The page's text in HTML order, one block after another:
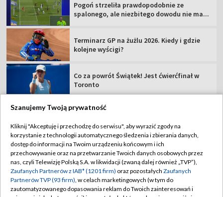
Pogoń strzeliła prawdopodobnie ze
spalonego, ale niezbitego dowodu nie ma...
Terminarz GP na żużlu 2026. Kiedy i gdzie
kolejne wyścigi?
Co za powrót Świątek! Jest ćwierćfinał w
Toronto
TVP
Abonament TVP
Sklep TVP
Biuro Reklamy
Regulamin TVP
Polityka prywatności
Moje zgody
Szanujemy Twoją prywatność
Kliknij "Akceptuję i przechodzę do serwisu", aby wyrazić zgody na
korzystanie z technologii automatycznego śledzenia i zbierania danych,
dostęp do informacji na Twoim urządzeniu końcowym i ich
przechowywanie oraz na przetwarzanie Twoich danych osobowych przez
nas, czyli Telewizję Polską S.A. w likwidacji (zwaną dalej również „TVP”),
Zaufanych Partnerów z IAB* (1201 firm) oraz pozostałych Zaufanych
Partnerów TVP (93 firm), w celach marketingowych (w tym do
zautomatyzowanego dopasowania reklam do Twoich zainteresowań i